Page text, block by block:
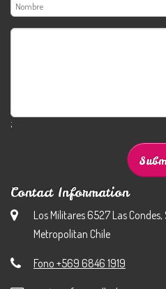
;
Contact Information
Los Militares 6527 Las
Metropolitan Chile
Fono +569 6846 1919